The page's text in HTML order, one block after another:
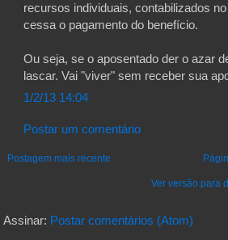
recursos individuais, contabilizados
cessa o pagamento do benefício.
Ou seja, se o aposentado der o azar
lascar. Vai "viver" sem receber sua
1/2/13 14:04
Postar um comentário
Postagem mais recente
Ver versão para
Assinar: Postar comentários (Atom)